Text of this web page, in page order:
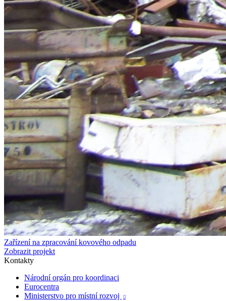
Zařízení na zpracování kovového odpadu
Zobrazit projekt
Kontakty
Národní orgán pro koordinaci
Eurocentra
Ministerstvo pro místní rozvoj
